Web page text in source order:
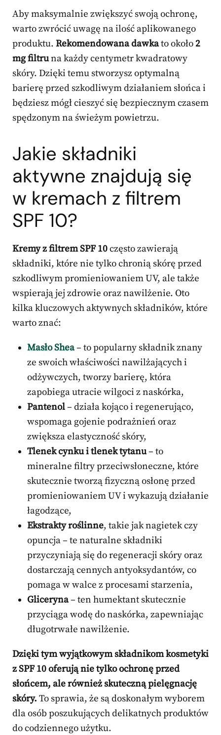
Aby maksymalnie zwiększyć swoją ochronę,
warto zwrócić uwagę na ilość aplikowanego
produktu. Rekomendowana dawkato około 2
mg filtruna każdy centymetr kwadratowy
skóry. Dzięki temu stworzysz optymalną
barierę przed szkodliwym działaniem słońca i
będziesz mógł cieszyć się bezpiecznym czasem
spędzonym na świeżym powietrzu.
Jakie składniki
aktywne znajdują się
w kremach z filtrem
SPF 10?
Kremy z filtrem SPF 10często zawierają
składniki, które nie tylko chronią skórę przed
szkodliwym promieniowaniem UV, ale także
wspierają jej zdrowie oraz nawilżenie. Oto
kilka kluczowych aktywnych składników, które
warto znać:
Masło Shea– to popularny składnik znany
ze swoich właściwości nawilżających i
odżywczych, tworzy barierę, która
zapobiega utracie wilgoci z naskórka,
Pantenol– działa kojąco i regenerująco,
wspomaga gojenie podrażnień oraz
zwiększa elastyczność skóry,
Tlenek cynku i tlenek tytanu– to
mineralne filtry przeciwsłoneczne, które
skutecznie tworzą fizyczną osłonę przed
promieniowaniem UV i wykazują działanie
łagodzące,
Ekstrakty roślinne, takie jak nagietek czy
opuncja – te naturalne składniki
przyczyniają się do regeneracji skóry oraz
dostarczają cennych antyoksydantów, co
pomaga w walce z procesami starzenia,
Gliceryna– ten humektant skutecznie
przyciąga wodę do naskórka, zapewniając
długotrwałe nawilżenie.
Dzięki tym wyjątkowym składnikom kosmetyki
z SPF 10 oferują nie tylko ochronę przed
słońcem, ale również skuteczną pielęgnację
skóry. To sprawia, że są doskonałym wyborem
dla osób poszukujących delikatnych produktów
do codziennego użytku.